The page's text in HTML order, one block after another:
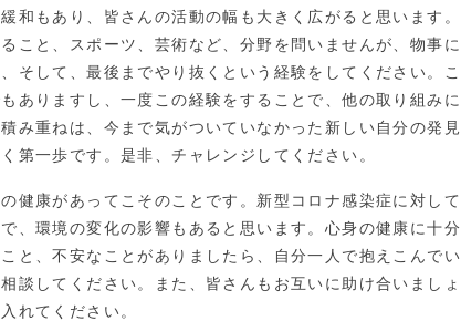
もあり、皆さんの活動の幅も大きく広がると思います。
こと、スポーツ、芸術など、分野を問いませんが、物事に
そして、最後までやり抜くという経験をしてください。こ
ありますし、一度この経験をすることで、他の取り組みに
み重ねは、今まで気がついていなかった新しい自分の発見
第一歩です。是非、チャレンジしてください。
健康があってこそのことです。新型コロナ感染症に対して
、環境の変化の影響もあると思います。心身の健康に十分
と、不安なことがありましたら、自分一人で抱えこんでい
談してください。また、皆さんもお互いに助け合いましょ
れてください。